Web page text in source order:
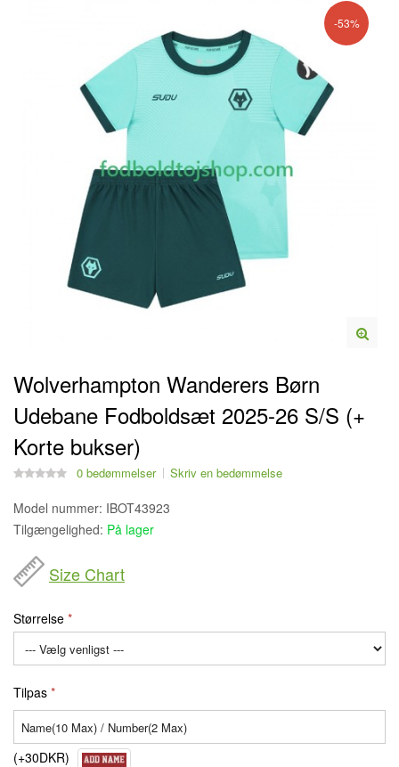
-53%
Wolverhampton Wanderers Børn
Udebane Fodboldsæt 2025-26 S/S (+
Korte bukser)
0 bedømmelser Skriv en bedømmelse
Model nummer: IBOT43923
Tilgængelighed: På lager
Size Chart
Størrelse
Tilpas
(+30DKR)